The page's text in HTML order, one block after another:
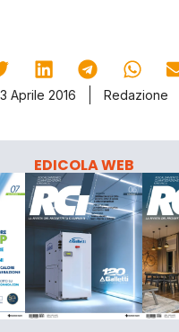
3 Aprile 2016
Redazione
EDICOLA WEB